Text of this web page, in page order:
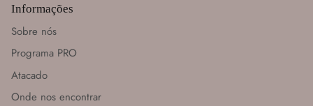
Informações
Sobre nós
Programa PRO
Atacado
Onde nos encontrar